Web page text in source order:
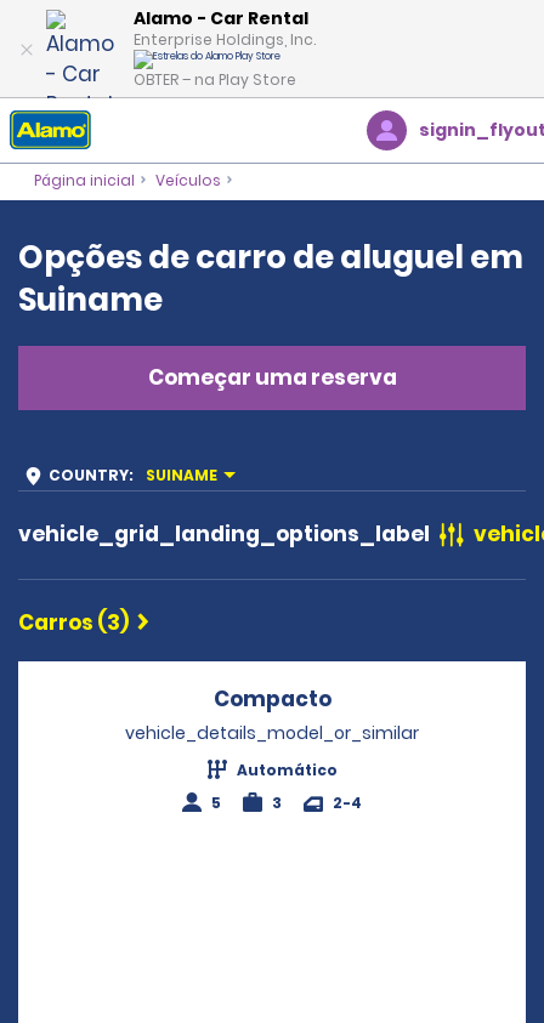
Alamo - Car Rental
Enterprise Holdings, Inc.
OBTER – na Play Store
Página inicial Veículos
Opções de carro de aluguel em
Suiname
Começar uma reserva
COUNTRY: SUINAME
vehicle_grid_landing_options_label
Carros (3)
CompactoOpens in a new
vehicle_details_model_or_similar
Automático
5
3 2-4